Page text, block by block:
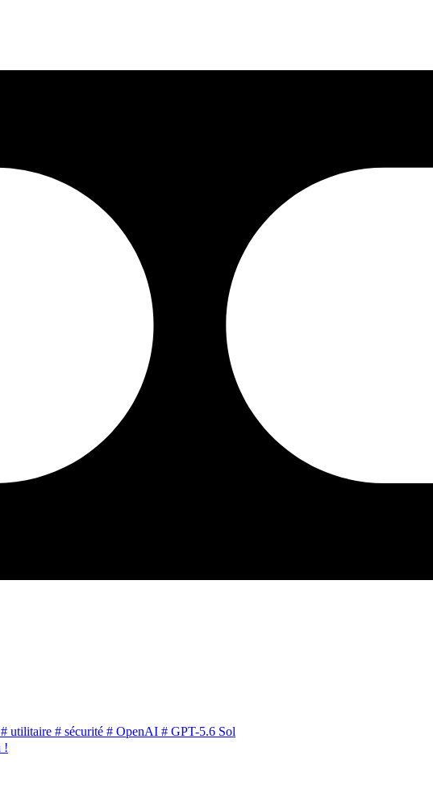
# utilitaire # sécurité # OpenAI # GPT-5.6 Sol
!